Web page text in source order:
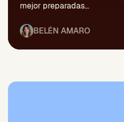
mejor preparadas...
BELÉN AMARO